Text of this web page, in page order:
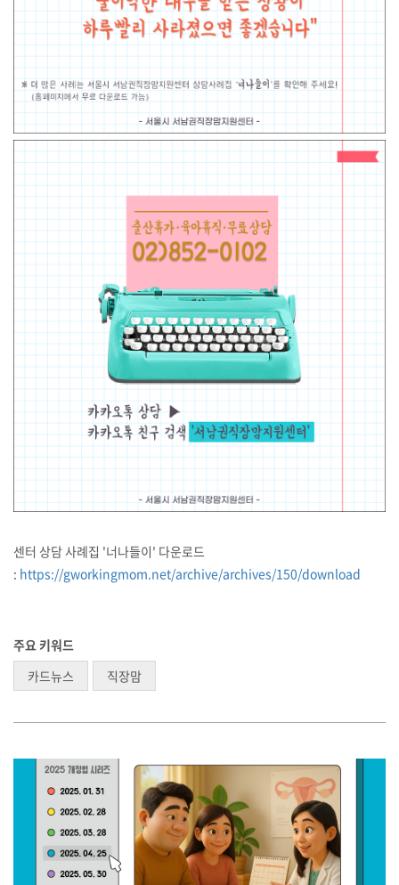
센터 상담 사례집 '너나들이' 다운로드
: https://gworkingmom.net/archive/archives/150/download
주요 키워드
카드뉴스
직장맘